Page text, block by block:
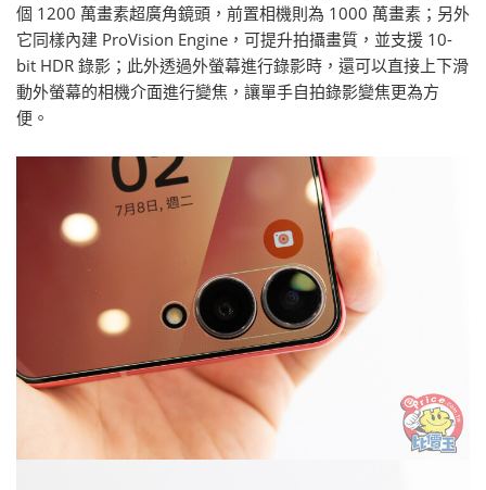
個 1200 萬畫素超廣角鏡頭，前置相機則為 1000 萬畫素；另外
它同樣內建 ProVision Engine，可提升拍攝畫質，並支援 10-
bit HDR 錄影；此外透過外螢幕進行錄影時，還可以直接上下滑
動外螢幕的相機介面進行變焦，讓單手自拍錄影變焦更為方
便。